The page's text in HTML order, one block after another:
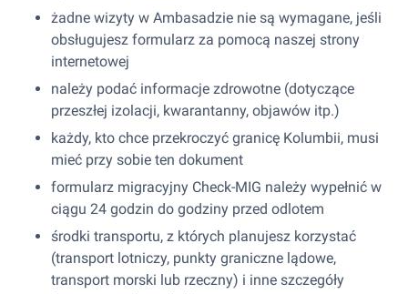
żadne wizyty w Ambasadzie nie są wymagane, jeśli
obsługujesz formularz za pomocą naszej strony
internetowej
należy podać informacje zdrowotne (dotyczące
przeszłej izolacji, kwarantanny, objawów itp.)
każdy, kto chce przekroczyć granicę Kolumbii, musi
mieć przy sobie ten dokument
formularz migracyjny Check-MIG należy wypełnić w
ciągu 24 godzin do godziny przed odlotem
środki transportu, z których planujesz korzystać
(transport lotniczy, punkty graniczne lądowe,
transport morski lub rzeczny) i inne szczegóły